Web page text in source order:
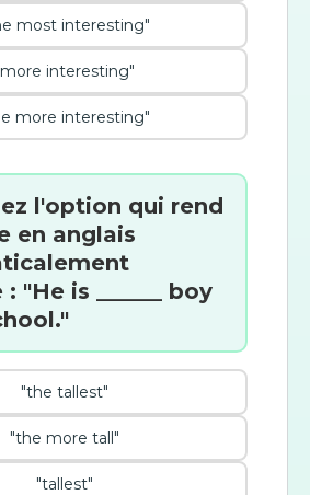
most interesting"
interesting"
more interesting"
l'option qui rend
en anglais
"He is ______ boy
"the tallest"
"the more tall"
"tallest"